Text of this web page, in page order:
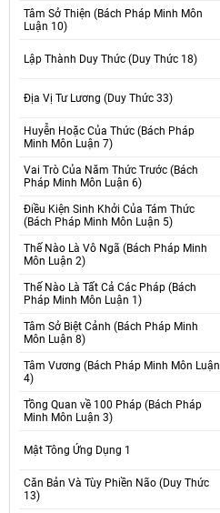
Tâm Sở Thiện (Bách Pháp Minh Môn
Luận 10)
Lập Thành Duy Thức (Duy Thức 18)
Địa Vị Tư Lương (Duy Thức 33)
Huyễn Hoặc Của Thức (Bách Pháp
Minh Môn Luận 7)
Vai Trò Của Năm Thức Trước (Bách
Pháp Minh Môn Luận 6)
Điều Kiện Sinh Khởi Của Tám Thức
(Bách Pháp Minh Môn Luận 5)
Thế Nào Là Vô Ngã (Bách Pháp Minh
Môn Luận 2)
Thế Nào Là Tất Cả Các Pháp (Bách
Pháp Minh Môn Luận 1)
Tâm Sở Biệt Cảnh (Bách Pháp Minh
Môn Luận 8)
Tâm Vương (Bách Pháp Minh Môn Luận
4)
Tồng Quan về 100 Pháp (Bách Pháp
Minh Môn Luận 3)
Mật Tông Ứng Dụng 1
Căn Bản Và Tùy Phiền Não (Duy Thức
13)